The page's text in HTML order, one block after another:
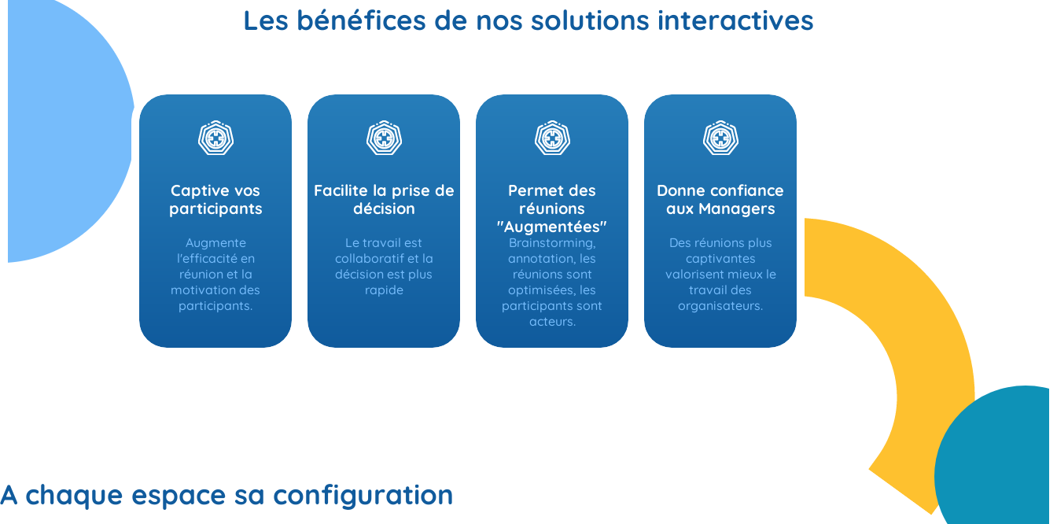
Les bénéfices de nos solutions interactives
Captive vos
participants
Augmente
l'efficacité en
réunion et la
motivation des
participants.
Facilite la prise de
décision
Le travail est
collaboratif et la
décision est plus
rapide
Permet des
réunions
"Augmentées"
Brainstorming,
annotation, les
réunions sont
optimisées, les
participants sont
acteurs.
Donne confiance
aux Managers
Des réunions plus
captivantes
valorisent mieux le
travail des
organisateurs.
A chaque espace sa configuration